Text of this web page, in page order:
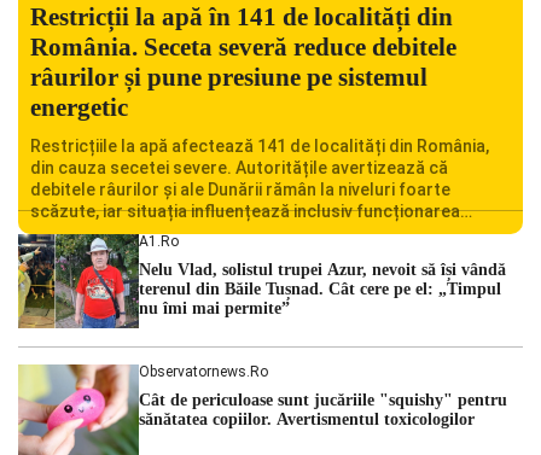
Restricții la apă în 141 de localități din
România. Seceta severă reduce debitele
râurilor și pune presiune pe sistemul
energetic
Restricțiile la apă afectează 141 de localități din România,
din cauza secetei severe. Autoritățile avertizează că
debitele râurilor și ale Dunării rămân la niveluri foarte
scăzute, iar situația influențează inclusiv funcționarea
Centralei Nucleare de la Cernavodă. România se confruntă
cu una dintre cele mai dificile perioade din punct de vedere
hidrologic din ultimii ani. Lipsa […]
A1.ro
Nelu Vlad, solistul trupei Azur, nevoit să își vândă
terenul din Băile Tușnad. Cât cere pe el: „Timpul
nu îmi mai permite”
Observatornews.ro
Cât de periculoase sunt jucăriile "squishy" pentru
sănătatea copiilor. Avertismentul toxicologilor